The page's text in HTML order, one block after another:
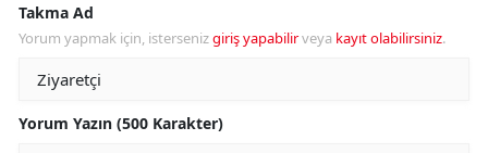
Takma Ad
Yorum yapmak için, istersenizgiriş yapabilirveya kayıt olabilirsiniz.
Yorum Yazın (500 Karakter)